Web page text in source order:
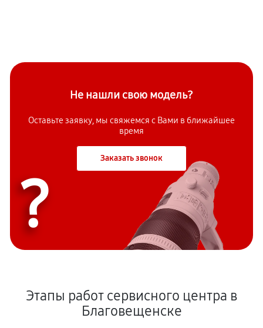
Не нашли свою модель?
Оставьте заявку, мы свяжемся с Вами в ближайшее
время
Заказать звонок
?
Этапы работ сервисного центра в
Благовещенске